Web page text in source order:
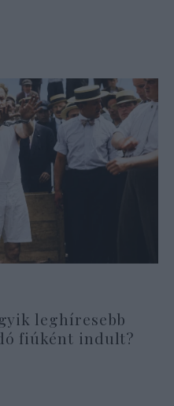
leghíresebb
fiúként indult?